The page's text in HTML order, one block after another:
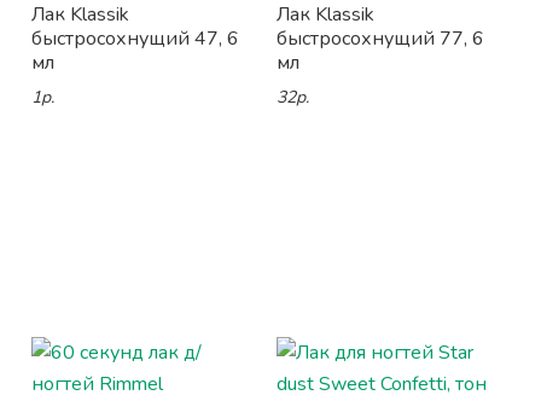
Лак Klassik
быстросохнущий 47, 6
мл
1р.
Лак Klassik
быстросохнущий 77, 6
мл
32р.